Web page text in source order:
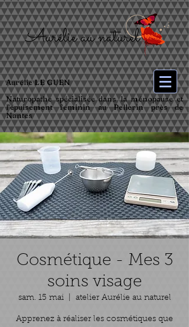
Aurélie LE GUEN
Naturopathe spécialisée dans la ménopause et
l’épuisement féminin au Pellerin près de
Nantes
Cosmétique - Mes 3
soins visage
sam. 15 mai
  |
atelier Aurélie au naturel
Apprenez à réaliser les cosmétiques que